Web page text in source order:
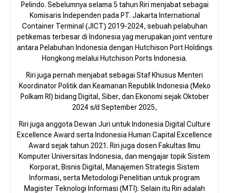
Pelindo. Sebelumnya selama 5 tahun Riri menjabat sebagai
Komisaris Independen pada PT. Jakarta International
Container Terminal (JICT) 2019-2024, sebuah pelabuhan
petikemas terbesar di Indonesia yag merupakan joint venture
antara Pelabuhan Indonesia dengan Hutchison Port Holdings
Hongkong melalui Hutchison Ports Indonesia.
Riri juga pernah menjabat sebagai Staf Khusus Menteri
Koordinator Politik dan Keamanan Republik Indonesia (Meko
Polkam RI) bidang Digital, Siber, dan Ekonomi sejak Oktober
2024 s/d September 2025,
Riri juga anggota Dewan Juri untuk Indonesia Digital Culture
Excellence Award serta Indonesia Human Capital Excellence
Award sejak tahun 2021. Riri juga dosen Fakultas Ilmu
Komputer Universitas Indonesia, dan mengajar topik Sistem
Korporat, Bisnis Digital, Manajemen Strategis Sistem
Informasi, serta Metodologi Penelitian untuk program
Magister Teknologi Informasi (MTI). Selain itu Riri adalah